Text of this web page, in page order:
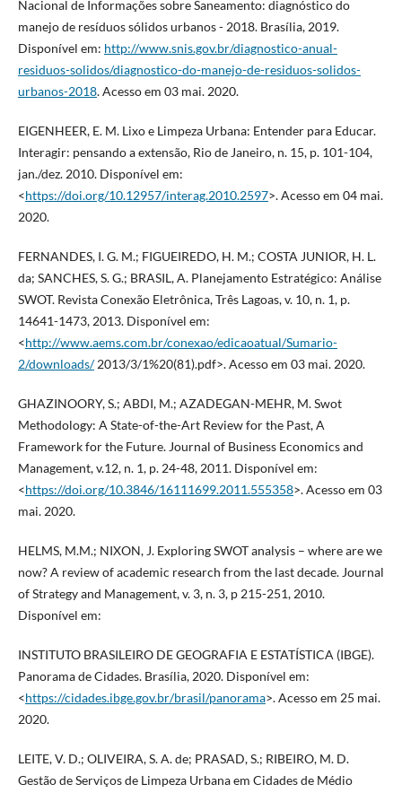
Nacional de Informações sobre Saneamento: diagnóstico do
manejo de resíduos sólidos urbanos - 2018. Brasília, 2019.
Disponível em: http://www.snis.gov.br/diagnostico-anual-
residuos-solidos/diagnostico-do-manejo-de-residuos-solidos-
urbanos-2018. Acesso em 03 mai. 2020.
EIGENHEER, E. M. Lixo e Limpeza Urbana: Entender para Educar.
Interagir: pensando a extensão, Rio de Janeiro, n. 15, p. 101-104,
jan./dez. 2010. Disponível em:
<https://doi.org/10.12957/interag.2010.2597>. Acesso em 04 mai.
2020.
FERNANDES, I. G. M.; FIGUEIREDO, H. M.; COSTA JUNIOR, H. L.
da; SANCHES, S. G.; BRASIL, A. Planejamento Estratégico: Análise
SWOT. Revista Conexão Eletrônica, Três Lagoas, v. 10, n. 1, p.
14641-1473, 2013. Disponível em:
<http://www.aems.com.br/conexao/edicaoatual/Sumario-
2/downloads/2013/3/1%20(81).pdf>. Acesso em 03 mai. 2020.
GHAZINOORY, S.; ABDI, M.; AZADEGAN-MEHR, M. Swot
Methodology: A State-of-the-Art Review for the Past, A
Framework for the Future. Journal of Business Economics and
Management, v.12, n. 1, p. 24-48, 2011. Disponível em:
<https://doi.org/10.3846/16111699.2011.555358>. Acesso em 03
mai. 2020.
HELMS, M.M.; NIXON, J. Exploring SWOT analysis – where are we
now? A review of academic research from the last decade. Journal
of Strategy and Management, v. 3, n. 3, p 215-251, 2010.
Disponível em:
INSTITUTO BRASILEIRO DE GEOGRAFIA E ESTATÍSTICA (IBGE).
Panorama de Cidades. Brasília, 2020. Disponível em:
<https://cidades.ibge.gov.br/brasil/panorama>. Acesso em 25 mai.
2020.
LEITE, V. D.; OLIVEIRA, S. A. de; PRASAD, S.; RIBEIRO, M. D.
Gestão de Serviços de Limpeza Urbana em Cidades de Médio